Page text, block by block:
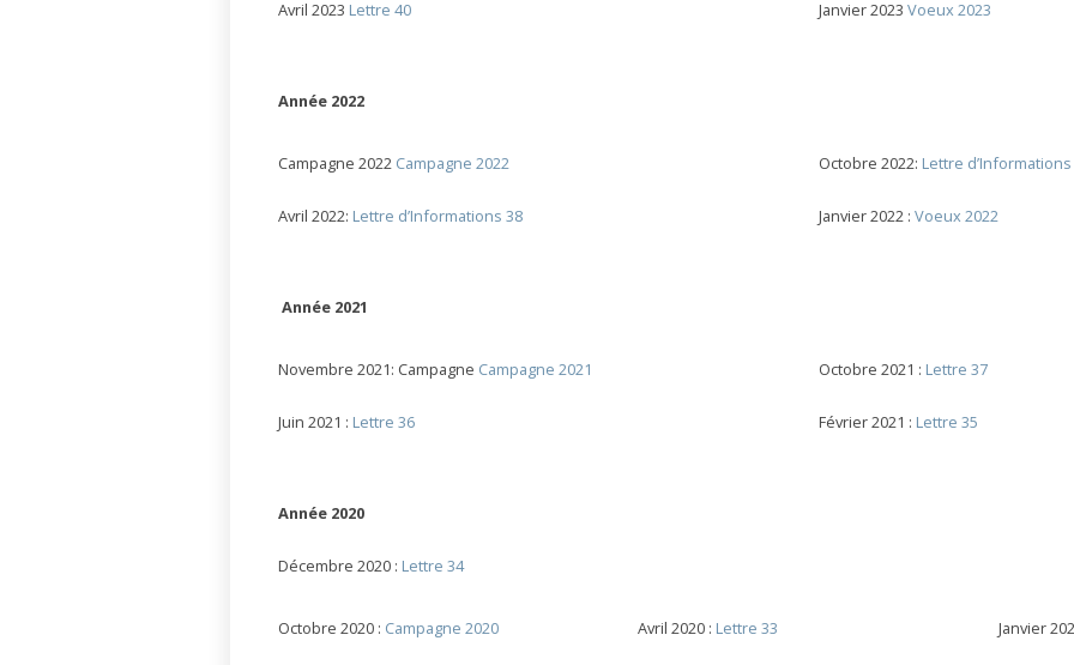
Avril 2023 Lettre 40 Janvier 2023 Voeux 2023
Année 2022
Campagne 2022 Campagne 2022 Octobre 2022: Lettre d’Informations
Avril 2022: Lettre d’Informations 38 Janvier 2022 : Voeux 2022
Année 2021
Novembre 2021: Campagne Campagne 2021 Octobre 2021 : Lettre 37
Juin 2021 : Lettre 36 Février 2021 : Lettre 35
Année 2020
Décembre 2020 : Lettre 34
Octobre 2020 : Campagne 2020 Avril 2020 : Lettre 33 Janvier